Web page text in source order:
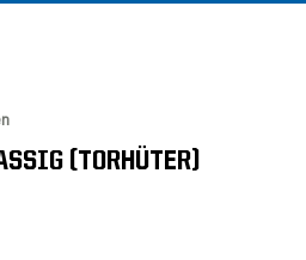
(TORHÜTER)